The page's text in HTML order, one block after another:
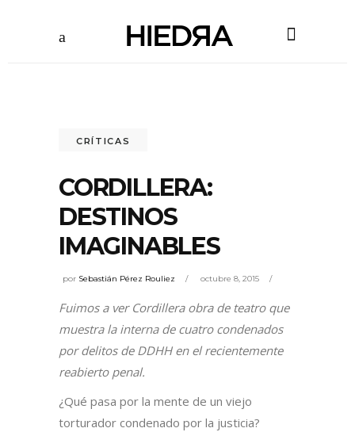
CRÍTICAS
CORDILLERA:
DESTINOS
IMAGINABLES
por Sebastián Pérez Rouliez octubre 8, 2015
Fuimos a ver Cordillera obra de teatro que
muestra la interna de cuatro condenados
por delitos de DDHH en el recientemente
reabierto penal.
¿Qué pasa por la mente de un viejo
torturador condenado por la justicia?